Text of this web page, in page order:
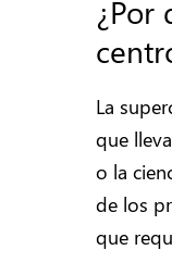
¿Por
La
que
o la
de los
que